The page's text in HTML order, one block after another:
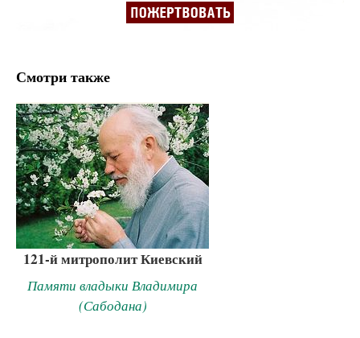
Смотри также
121-й митрополит Киевский
Памяти владыки Владимира
(Сабодана)